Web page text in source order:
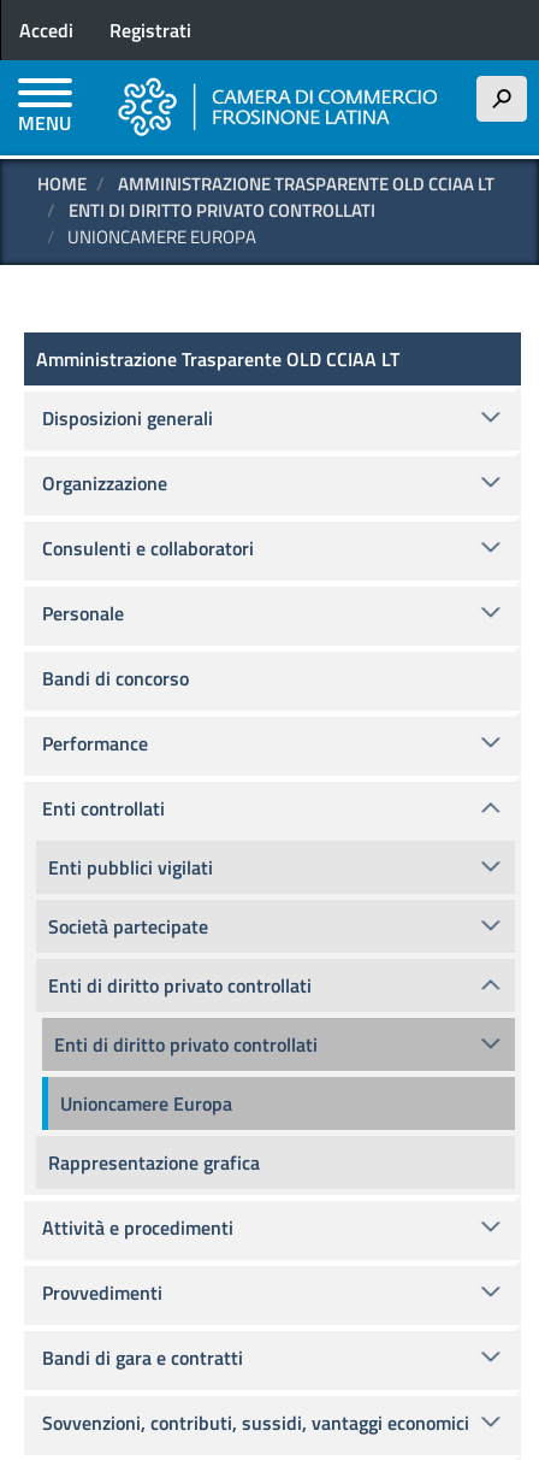
principale
Menu profilo utente
Accedi Registrati
MENU
h
HOME
AMMINISTRAZIONE TRASPARENTE OLD CCIAA LT
ENTI DI DIRITTO PRIVATO CONTROLLATI
UNIONCAMERE EUROPA
Amministrazione Trasparente OLD
Amministrazione Trasparente OLD CCIAA LT
Disposizioni generali
Organizzazione
Consulenti e collaboratori
Personale
Bandi di concorso
Performance
Enti controllati
Enti pubblici vigilati
Società partecipate
Enti di diritto privato controllati
Enti di diritto privato controllati
Unioncamere Europa
Rappresentazione grafica
Attività e procedimenti
Provvedimenti
Bandi di gara e contratti
Sovvenzioni, contributi, sussidi, vantaggi economici